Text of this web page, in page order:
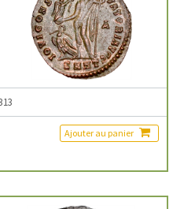
Ajouter au panier